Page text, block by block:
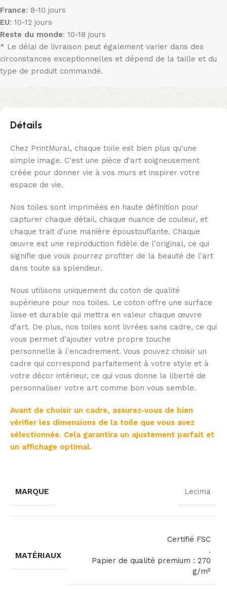
France: 8-10 jours
EU: 10-12 jours
Reste du monde: 10-18 jours
* Le délai de livraison peut également varier dans des
circonstances exceptionnelles et dépend de la taille et du
type de produit commandé.
Détails
Chez PrintMural, chaque toile est bien plus qu'une
simple image. C'est une pièce d'art soigneusement
créée pour donner vie à vos murs et inspirer votre
espace de vie.
Nos toiles sont imprimées en haute définition pour
capturer chaque détail, chaque nuance de couleur, et
chaque trait d'une manière époustouflante. Chaque
œuvre est une reproduction fidèle de l'original, ce qui
signifie que vous pourrez profiter de la beauté de l'art
dans toute sa splendeur.
Nous utilisons uniquement du coton de qualité
supérieure pour nos toiles. Le coton offre une surface
lisse et durable qui mettra en valeur chaque œuvre
d'art. De plus, nos toiles sont livrées sans cadre, ce qui
vous permet d'ajouter votre propre touche
personnelle à l'encadrement. Vous pouvez choisir un
cadre qui correspond parfaitement à votre style et à
votre décor intérieur, ce qui vous donne la liberté de
personnaliser votre art comme bon vous semble.
Avant de choisir un cadre, assurez-vous de bien
vérifier les dimensions de la toile que vous avez
sélectionnée. Cela garantira un ajustement parfait et
un affichage optimal.
MARQUE Lecima
MATÉRIAUX
Certifié FSC
,
Papier de qualité premium : 270
g/m²